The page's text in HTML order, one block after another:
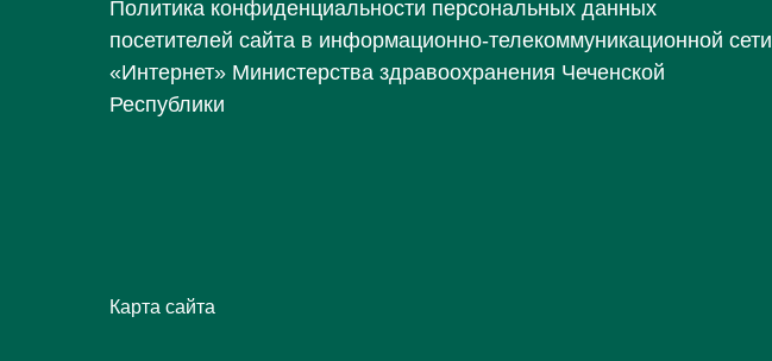
Карта сайта
Политика конфиденциальности персональных данных
посетителей сайта в информационно-телекоммуникационной сети
«Интернет» Министерства здравоохранения Чеченской
Республики